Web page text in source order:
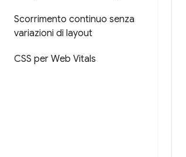
Scorrimento continuo senza
variazioni di layout
CSS per Web Vitals